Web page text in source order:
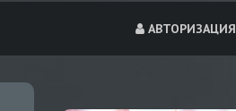
АВТОРИЗАЦИЯ